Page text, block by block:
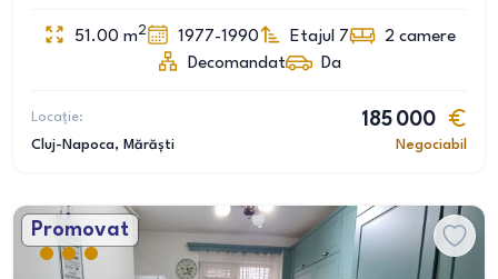
51.00 m2 1977-1990 Etajul 7 2 camere
Decomandat
Da
Locație:
Cluj-Napoca, Mărăști
185 000
Negociabil
Promovat